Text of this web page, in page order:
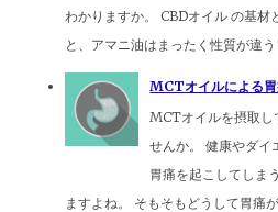
わかりますか。 CBDオイル の基
と、アマニ油はまったく性質が違
MCTオイルによる
MCTオイルを摂取し
せんか。 健康やダイ
胃痛を起こしてしま
ますよね。 そもそもどうして胃痛